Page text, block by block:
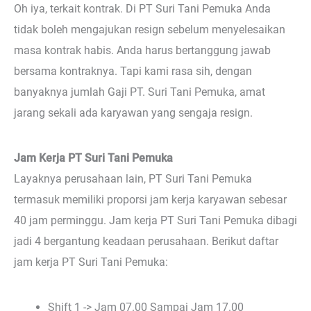
Oh iya, terkait kontrak. Di PT Suri Tani Pemuka Anda
tidak boleh mengajukan resign sebelum menyelesaikan
masa kontrak habis. Anda harus bertanggung jawab
bersama kontraknya. Tapi kami rasa sih, dengan
banyaknya jumlah Gaji PT. Suri Tani Pemuka, amat
jarang sekali ada karyawan yang sengaja resign.
Jam Kerja PT Suri Tani Pemuka
Layaknya perusahaan lain, PT Suri Tani Pemuka
termasuk memiliki proporsi jam kerja karyawan sebesar
40 jam perminggu. Jam kerja PT Suri Tani Pemuka dibagi
jadi 4 bergantung keadaan perusahaan. Berikut daftar
jam kerja PT Suri Tani Pemuka:
Shift 1 -> Jam 07.00 Sampai Jam 17.00